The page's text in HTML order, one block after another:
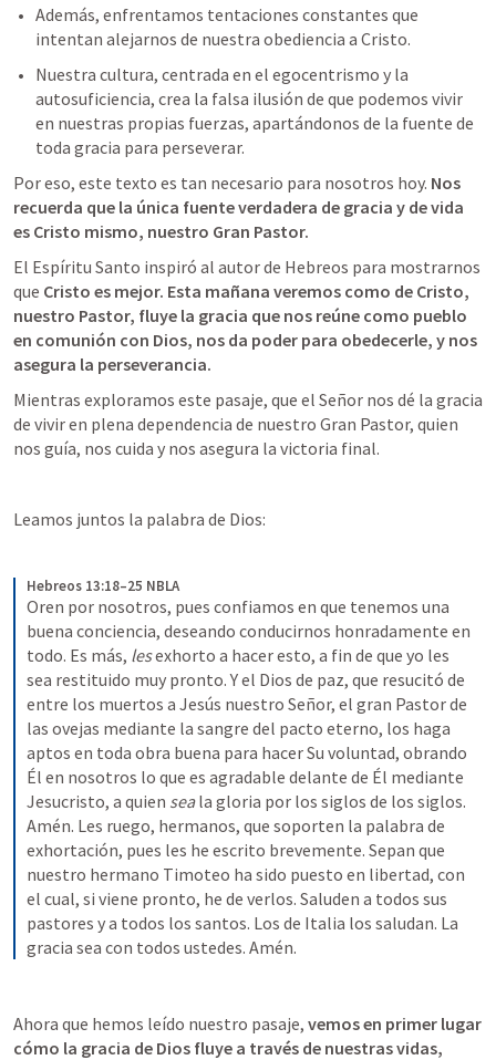
Además, enfrentamos tentaciones constantes que
intentan alejarnos de nuestra obediencia a Cristo.
Nuestra cultura, centrada en el egocentrismo y la
autosuficiencia, crea la falsa ilusión de que podemos vivir
en nuestras propias fuerzas, apartándonos de la fuente de
toda gracia para perseverar.
Por eso, este texto es tan necesario para nosotros hoy. Nos
recuerda que la única fuente verdadera de gracia y de vida
es Cristo mismo, nuestro Gran Pastor.
El Espíritu Santo inspiró al autor de Hebreos para mostrarnos
que Cristo es mejor. Esta mañana veremos como de Cristo,
nuestro Pastor, fluye la gracia que nos reúne como pueblo
en comunión con Dios, nos da poder para obedecerle, y nos
asegura la perseverancia.
Mientras exploramos este pasaje, que el Señor nos dé la gracia
de vivir en plena dependencia de nuestro Gran Pastor, quien
nos guía, nos cuida y nos asegura la victoria final.
Leamos juntos la palabra de Dios:
Hebreos 13:18–25 NBLA
Oren por nosotros, pues confiamos en que tenemos una
buena conciencia, deseando conducirnos honradamente en
todo. Es más, les exhorto a hacer esto, a fin de que yo les
sea restituido muy pronto. Y el Dios de paz, que resucitó de
entre los muertos a Jesús nuestro Señor, el gran Pastor de
las ovejas mediante la sangre del pacto eterno, los haga
aptos en toda obra buena para hacer Su voluntad, obrando
Él en nosotros lo que es agradable delante de Él mediante
Jesucristo, a quien sea la gloria por los siglos de los siglos.
Amén. Les ruego, hermanos, que soporten la palabra de
exhortación, pues les he escrito brevemente. Sepan que
nuestro hermano Timoteo ha sido puesto en libertad, con
el cual, si viene pronto, he de verlos. Saluden a todos sus
pastores y a todos los santos. Los de Italia los saludan. La
gracia sea con todos ustedes. Amén.
Ahora que hemos leído nuestro pasaje, vemos en primer lugar
cómo la gracia de Dios fluye a través de nuestras vidas,